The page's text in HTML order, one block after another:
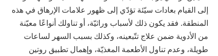
إلى القيام بعادات سيّئة تؤدّي إلى ظهور علامات الإرهاق في هذه
المنطقة. فقد يكون ذلك لأسباب وراثيّة، أو تناولك أنواعًا معيّنة
من الأدوية ضمن علاج تتّبعينه، وكذلك بسبب السهر لساعات
طويلة، وعدم تناول الأطعمة المغذيّة، وإهمال تطبيق روتين